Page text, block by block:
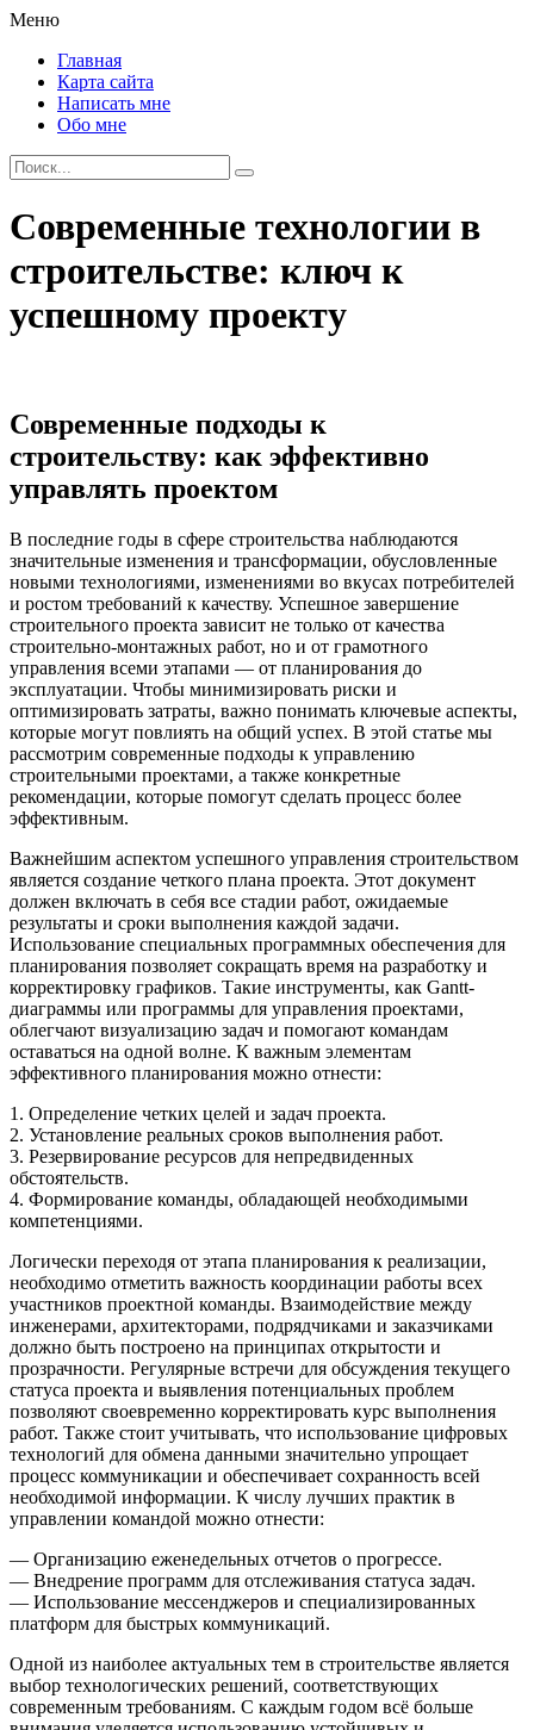
Меню
Главная
Карта сайта
Написать мне
Обо мне
Современные технологии в
строительстве: ключ к
успешному проекту
Современные подходы к
строительству: как эффективно
управлять проектом
В последние годы в сфере строительства наблюдаются
значительные изменения и трансформации, обусловленные
новыми технологиями, изменениями во вкусах потребителей
и ростом требований к качеству. Успешное завершение
строительного проекта зависит не только от качества
строительно-монтажных работ, но и от грамотного
управления всеми этапами — от планирования до
эксплуатации. Чтобы минимизировать риски и
оптимизировать затраты, важно понимать ключевые аспекты,
которые могут повлиять на общий успех. В этой статье мы
рассмотрим современные подходы к управлению
строительными проектами, а также конкретные
рекомендации, которые помогут сделать процесс более
эффективным.
Важнейшим аспектом успешного управления строительством
является создание четкого плана проекта. Этот документ
должен включать в себя все стадии работ, ожидаемые
результаты и сроки выполнения каждой задачи.
Использование специальных программных обеспечения для
планирования позволяет сокращать время на разработку и
корректировку графиков. Такие инструменты, как Gantt-
диаграммы или программы для управления проектами,
облегчают визуализацию задач и помогают командам
оставаться на одной волне. К важным элементам
эффективного планирования можно отнести:
1. Определение четких целей и задач проекта.
2. Установление реальных сроков выполнения работ.
3. Резервирование ресурсов для непредвиденных
обстоятельств.
4. Формирование команды, обладающей необходимыми
компетенциями.
Логически переходя от этапа планирования к реализации,
необходимо отметить важность координации работы всех
участников проектной команды. Взаимодействие между
инженерами, архитекторами, подрядчиками и заказчиками
должно быть построено на принципах открытости и
прозрачности. Регулярные встречи для обсуждения текущего
статуса проекта и выявления потенциальных проблем
позволяют своевременно корректировать курс выполнения
работ. Также стоит учитывать, что использование цифровых
технологий для обмена данными значительно упрощает
процесс коммуникации и обеспечивает сохранность всей
необходимой информации. К числу лучших практик в
управлении командой можно отнести:
— Организацию еженедельных отчетов о прогрессе.
— Внедрение программ для отслеживания статуса задач.
— Использование мессенджеров и специализированных
платформ для быстрых коммуникаций.
Одной из наиболее актуальных тем в строительстве является
выбор технологических решений, соответствующих
современным требованиям. С каждым годом всё больше